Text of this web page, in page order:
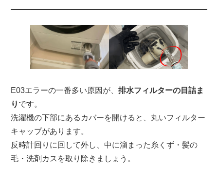
E03エラーの一番多い原因が、排水フィルターの目詰ま
り です。
洗濯機の下部にあるカバーを開けると、丸いフィルター
キャップがあります。
反時計回りに回して外し、中に溜まった糸くず・髪の
毛・洗剤カスを取り除きましょう。